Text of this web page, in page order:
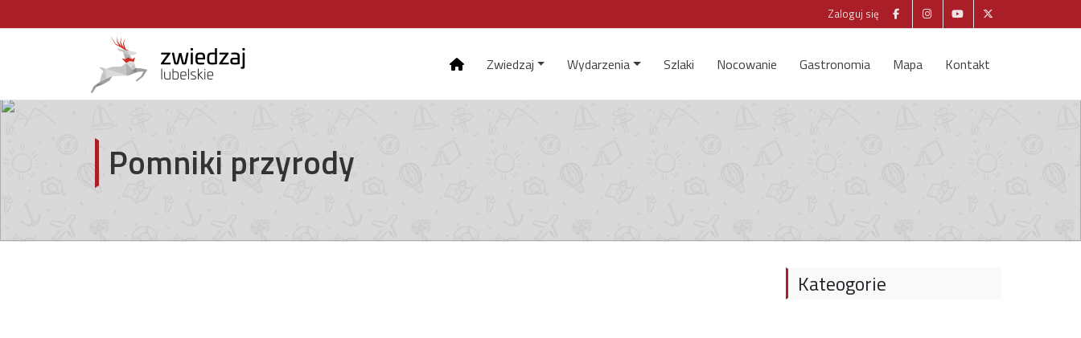
Zaloguj się
Zwiedzaj Wydarzenia Szlaki Nocowanie Gastronomia Mapa Kontakt
Pomniki przyrody
Kateogorie